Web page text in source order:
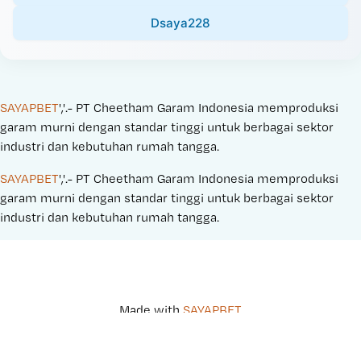
Dsaya228
SAYAPBET','.- PT Cheetham Garam Indonesia memproduksi
garam murni dengan standar tinggi untuk berbagai sektor
industri dan kebutuhan rumah tangga.
SAYAPBET','.- PT Cheetham Garam Indonesia memproduksi
garam murni dengan standar tinggi untuk berbagai sektor
industri dan kebutuhan rumah tangga.
Made with SAYAPBET